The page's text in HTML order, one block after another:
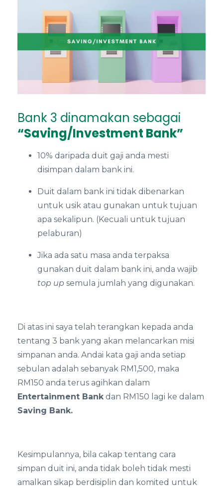
Bank 3 dinamakan sebagai
“Saving/Investment Bank”
10% daripada duit gaji anda mesti
disimpan dalam bank ini.
Duit dalam bank ini tidak dibenarkan
untuk usik atau gunakan untuk tujuan
apa sekalipun. (Kecuali untuk tujuan
pelaburan)
Jika ada satu masa anda terpaksa
gunakan duit dalam bank ini, anda wajib
top up semula jumlah yang digunakan.
Di atas ini saya telah terangkan kepada anda
tentang 3 bank yang akan melancarkan misi
simpanan anda. Andai kata gaji anda setiap
sebulan adalah sebanyak RM1,500, maka
RM150 anda terus agihkan dalam
Entertainment Bankdan RM150 lagi ke dalam
Saving Bank.
Kesimpulannya, bila cakap tentang cara
simpan duit ini, anda tidak boleh tidak mesti
amalkan sikap berdisiplin dan komited untuk